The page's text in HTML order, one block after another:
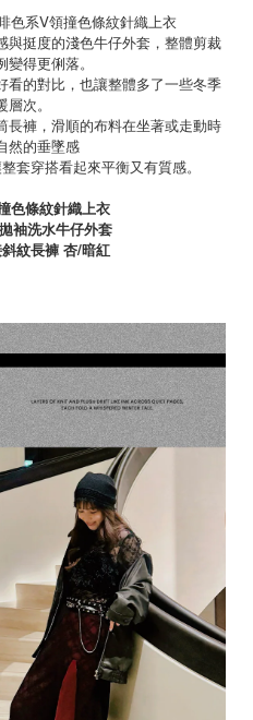
色系V領撞色條紋針織上衣
與挺度的淺色牛仔外套，整體剪裁
得更俐落。
看的對比，也讓整體多了一些冬季
層次。
長褲，滑順的布料在坐著或走動時
然的垂墜感
套穿搭看起來平衡又有質感。
色條紋針織上衣
袖洗水牛仔外套
紋長褲 杏/暗紅